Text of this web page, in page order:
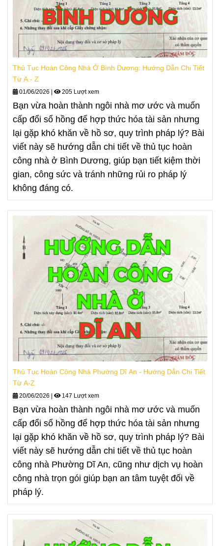
Thủ Tục Hoàn Công Nhà Ở Bình Dương: Hướng Dẫn Chi Tiết
Từ A - Z
01/06/2026 205 Lượt xem
Bạn vừa hoàn thành ngôi nhà mơ ước và muốn
cấp đổi sổ hồng để hợp thức hóa tài sản nhưng
lại gặp khó khăn về hồ sơ, quy trình pháp lý? Bài
viết này sẽ hướng dẫn chi tiết về thủ tục hoàn
công nhà ở Bình Dương, giúp bạn tiết kiệm thời
gian, công sức và tránh những rủi ro pháp lý
không đáng có.
Thủ Tục Hoàn Công Nhà Phường Dĩ An - Hướng Dẫn Chi Tiết
Từ A-Z
20/06/2026 147 Lượt xem
Bạn vừa hoàn thành ngôi nhà mơ ước và muốn
cấp đổi sổ hồng để hợp thức hóa tài sản nhưng
lại gặp khó khăn về hồ sơ, quy trình pháp lý? Bài
viết này sẽ hướng dẫn chi tiết về thủ tục hoàn
công nhà Phường Dĩ An, cũng như dịch vụ hoàn
công nhà trọn gói giúp bạn an tâm tuyệt đối về
pháp lý.